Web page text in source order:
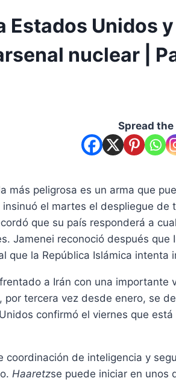
Estados Unidos
nuclear |
Spread the
más peligrosa es un arma que
el martes el despliegue
que su país responderá a
Jamenei reconoció después
que la República Islámica
a Irán con una
tercera vez desde enero, se
confirmó el viernes que
de inteligencia y
Haaretzse puede iniciar en unos